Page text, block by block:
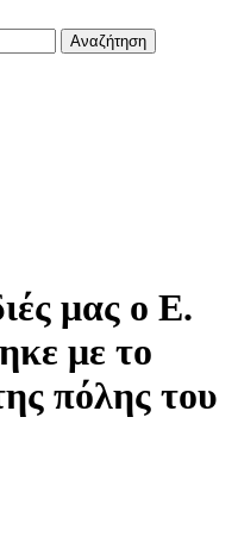
μας ο Ε.
με το
πόλης του